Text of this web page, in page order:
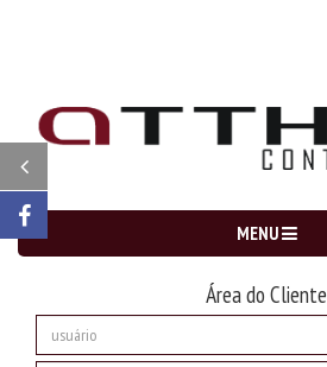
MENU
Área do Cliente